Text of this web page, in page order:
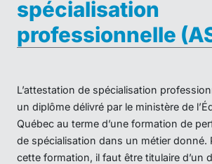
spécialisation
professionnelle
L’attestation de spécialisation
un diplôme délivré par le ministère de
Québec au terme d’une formation de
de spécialisation dans un métier donné.
cette formation, il faut être titulaire d’un